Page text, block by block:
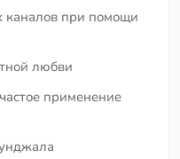
каналов при помощи
любви
применение